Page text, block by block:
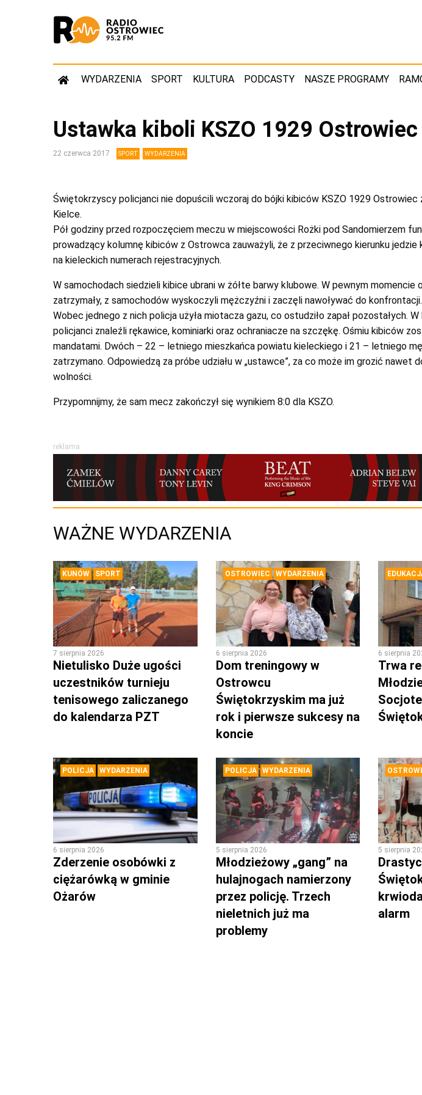
WYDARZENIA SPORT KULTURA PODCASTY NASZE PROGRAMY
Ustawka kiboli KSZO 1929 Ostrowiec
22 czerwca 2017 SPORT WYDARZENIA
Świętokrzyscy policjanci nie dopuścili wczoraj do bójki kibiców KSZO 1929 Ostrowiec
Kielce.
Pół godziny przed rozpoczęciem meczu w miejscowości Rożki pod Sandomierzem
prowadzący kolumnę kibiców z Ostrowca zauważyli, że z przeciwnego kierunku jedzie
na kieleckich numerach rejestracyjnych.
W samochodach siedzieli kibice ubrani w żółte barwy klubowe. W pewnym momencie
zatrzymały, z samochodów wyskoczyli mężczyźni i zaczęli nawoływać do konfrontacji.
Wobec jednego z nich policja użyła miotacza gazu, co ostudziło zapał pozostałych.
policjanci znaleźli rękawice, kominiarki oraz ochraniacze na szczękę. Ośmiu kibiców
mandatami. Dwóch – 22 – letniego mieszkańca powiatu kieleckiego i 21 – letniego
zatrzymano. Odpowiedzą za próbe udziału w „ustawce”, za co może im grozić nawet
wolności.
Przypomnijmy, że sam mecz zakończył się wynikiem 8:0 dla KSZO.
reklama
WAŻNE WYDARZENIA
KUNÓW SPORT
7 sierpnia 2026
Nietulisko Duże ugości
uczestników turnieju
tenisowego zaliczanego
do kalendarza PZT
OSTROWIEC WYDARZENIA
6 sierpnia 2026
Dom treningowy w
Ostrowcu
Świętokrzyskim ma już
rok i pierwsze sukcesy na
koncie
6 sierpnia
Trwa
POLICJA WYDARZENIA
6 sierpnia 2026
Zderzenie osobówki z
ciężarówką w gminie
Ożarów
POLICJA WYDARZENIA
5 sierpnia 2026
Młodzieżowy „gang” na
hulajnogach namierzony
przez policję. Trzech
nieletnich już ma
problemy
5 sierpnia
alarm